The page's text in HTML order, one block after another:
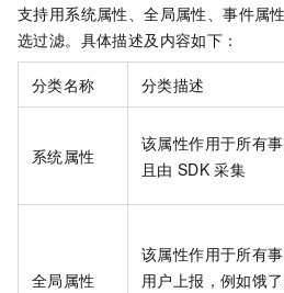
支持用系统属性、全局属性、事件属
选过滤。具体描述及内容如下：
分类名称 分类描述
系统属性
该属性作用于所有
且由 SDK 采集
全局属性
该属性作用于所有
用户上报，例如饿